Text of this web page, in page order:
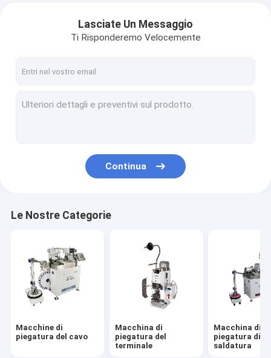
tagliatrice del tubo
Sistemi di controllo di moto
Filatoio del cablaggio del cavo
Lasciate Un Messaggio
Ti Risponderemo Velocemente
Continua
Le Nostre Categorie
Macchine di
piegatura del cavo
Macchina di
piegatura del
terminale
Macchina di
piegatura di
saldatura